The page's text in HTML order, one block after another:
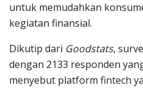
untuk memudahkan
kegiatan finansial.
Dikutip dari Goodstats,
dengan 2133 responden
menyebut platform fintech